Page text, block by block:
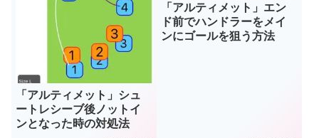
「アルティメット」シュ
ートレシーブ後ノットイ
ンとなった時の対処法
「アルティメット」エン
ド前でハンドラーをメイ
ンにゴールを狙う方法